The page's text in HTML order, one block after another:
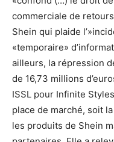
commerciale de
Shein qui plaide
«temporaire»
ailleurs, la répression
de 16,73 millions
ISSL pour Infinite
place de marché, soit
les produits de Shein